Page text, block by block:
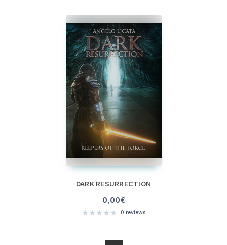
DARK RESURRECTION
0,00€
0 reviews